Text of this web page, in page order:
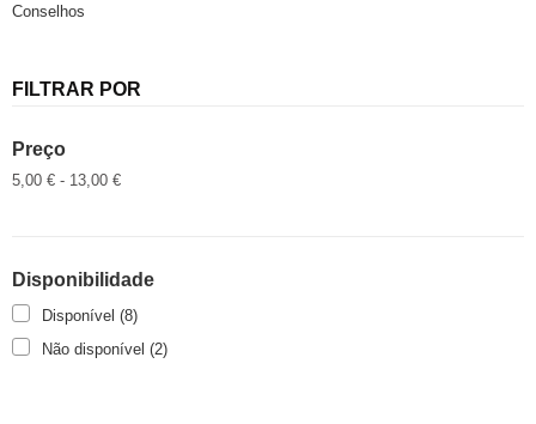
Conselhos
FILTRAR POR
Preço
5,00 € - 13,00 €
Disponibilidade
Disponível(8)
Não disponível(2)